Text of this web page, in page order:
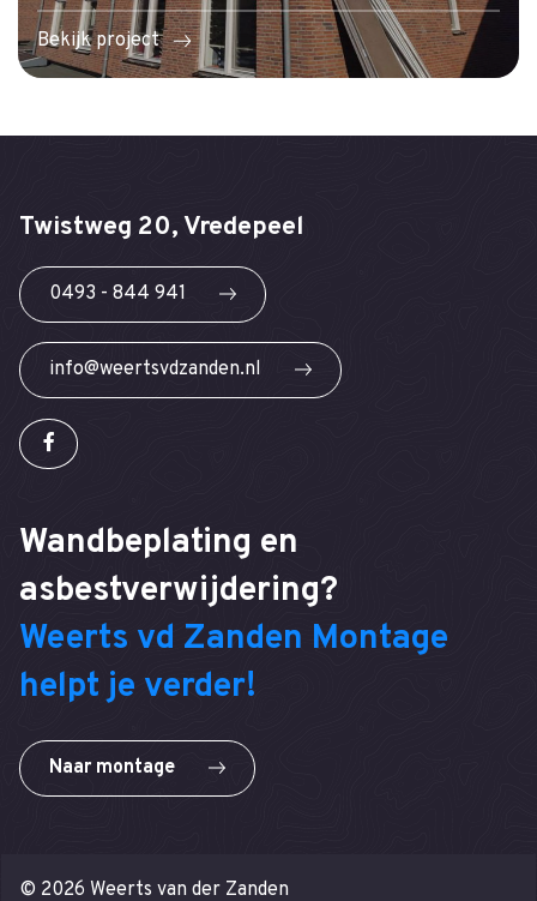
Bekijk project
Twistweg 20, Vredepeel
0493 - 844 941
info@weertsvdzanden.nl
Wandbeplating en
asbestverwijdering?
Weerts vd Zanden Montage
helpt je verder!
Naar montage
© 2026 Weerts van der Zanden